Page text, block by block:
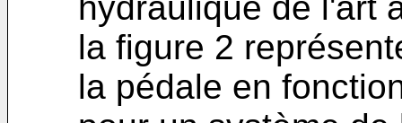
la figure 2
la pédale en